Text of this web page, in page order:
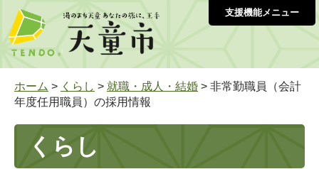
支援機能メニュー
ホーム > くらし > 就職・成人・結婚 > 非常勤職員（会計
年度任用職員）の採用情報
くらし